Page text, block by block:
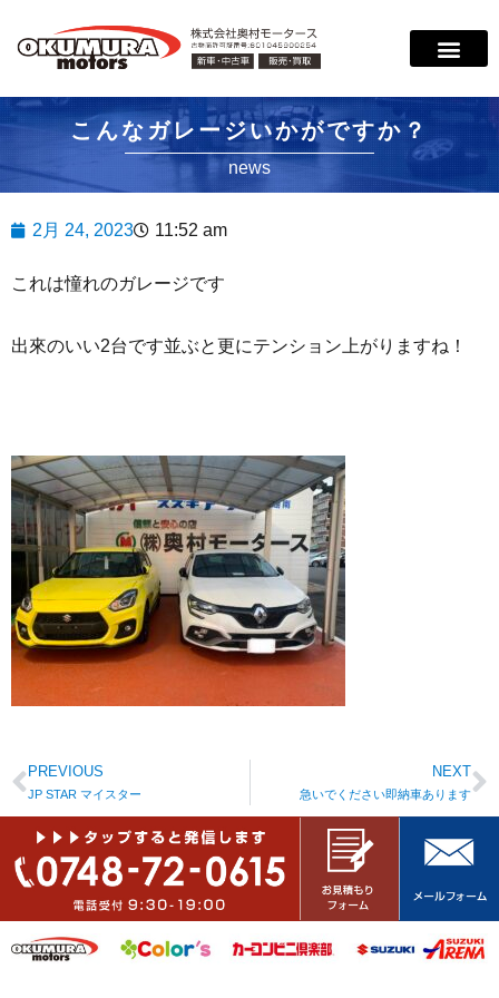
こんなガレージいかがですか？
news
2月 24, 2023 11:52 am
これは憧れのガレージです
出來のいい2台です並ぶと更にテンション上がりますね！
PREVIOUS
JP STAR マイスター
NEXT
急いでください即納車あります